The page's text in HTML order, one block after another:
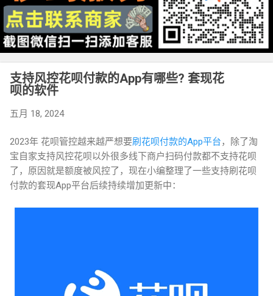
支持风控花呗付款的App有哪些? 套现花
呗的软件
五月 18, 2024
2023年 花呗管控越来越严想要刷花呗付款的App平台，除了淘
宝自家支持风控花呗以外很多线下商户扫码付款都不支持花呗
了，原因就是额度被风控了，现在小编整理了一些支持刷花呗
付款的套现App平台后续持续增加更新中：